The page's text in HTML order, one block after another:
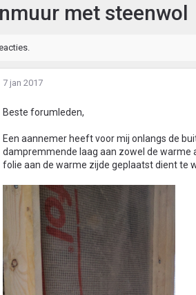
met steenwol
7 jan 2017
Beste forumleden,
Een aannemer heeft voor mij onlangs de
dampremmende laag aan zowel de warme
folie aan de warme zijde geplaatst dient te